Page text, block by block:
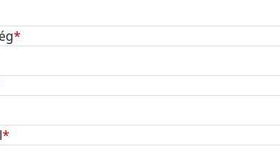
*
*